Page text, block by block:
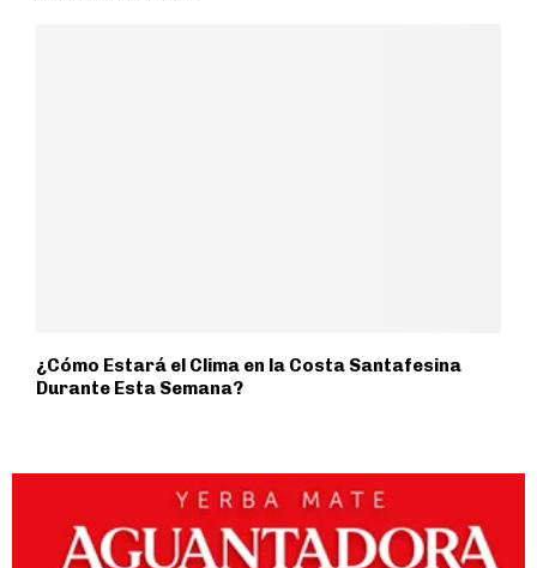
¿Cómo Estará el Clima en la Costa Santafesina
Durante Esta Semana?